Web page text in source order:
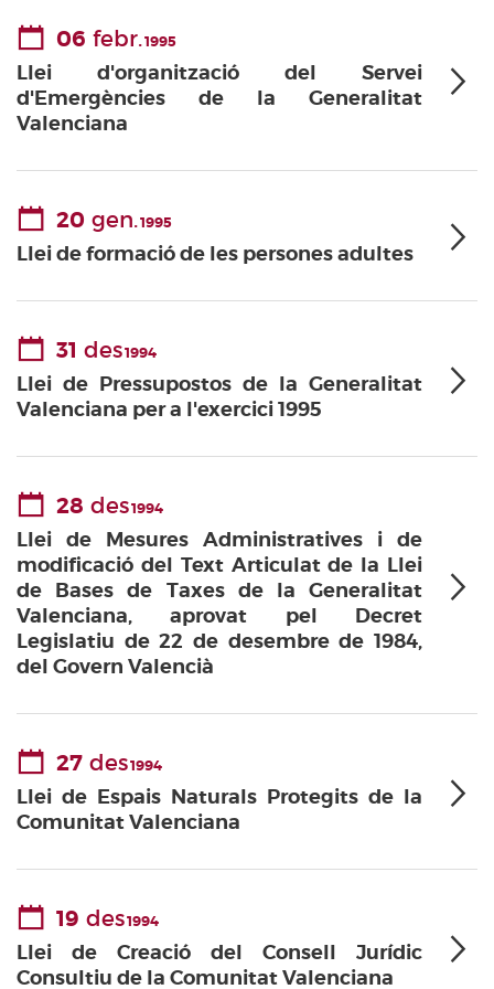
06 febr.1995
Llei d'organització del Servei
d'Emergències de la Generalitat
Valenciana
20 gen.1995
Llei de formació de les persones adultes
31 des1994
Llei de Pressupostos de la Generalitat
Valenciana per a l'exercici 1995
28 des1994
Llei de Mesures Administratives i de
modificació del Text Articulat de la Llei
de Bases de Taxes de la Generalitat
Valenciana, aprovat pel Decret
Legislatiu de 22 de desembre de 1984,
del Govern Valencià
27 des1994
Llei de Espais Naturals Protegits de la
Comunitat Valenciana
19 des1994
Llei de Creació del Consell Jurídic
Consultiu de la Comunitat Valenciana